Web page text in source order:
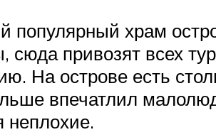
храм
сюда привозят всех
На острове есть
впечатлил
неплохие.